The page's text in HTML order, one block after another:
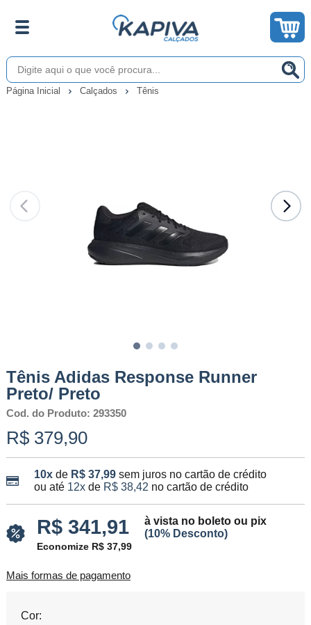
Página Inicial Calçados Tênis
Tênis Adidas Response Runner
Preto/ Preto
Cod. do Produto: 293350
R$ 379,90
10xde R$ 37,99 sem juros no cartão de crédito
ou até 12xde R$ 38,42 no cartão de crédito
R$ 341,91
à vista no boleto ou pix
(10% Desconto)
Economize R$ 37,99
Mais formas de pagamento
Cor: